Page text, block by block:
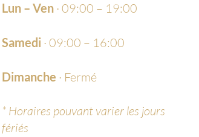
Lun – Ven · 09:00 – 19:00
Samedi · 09:00 – 16:00
Dimanche · Fermé
* Horaires pouvant varier les jours
fériés